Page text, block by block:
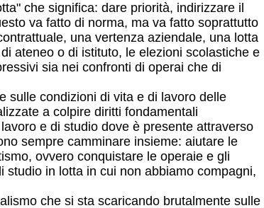
che significa: dare priorità, indirizzare il
va fatto di norma, ma va fatto soprattutto
una vertenza aziendale, una lotta
ateneo o di istituto, le elezioni scolastiche e
sia nei confronti di operai che di
sulle condizioni di vita e di lavoro delle
a colpire diritti fondamentali
e di studio dove è presente attraverso
sempre camminare insieme: aiutare le
ovvero conquistare le operaie e gli
in lotta in cui non abbiamo compagni,
che si sta scaricando brutalmente sulle